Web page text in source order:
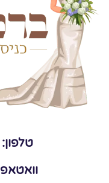
טלפון:
וואטאפ